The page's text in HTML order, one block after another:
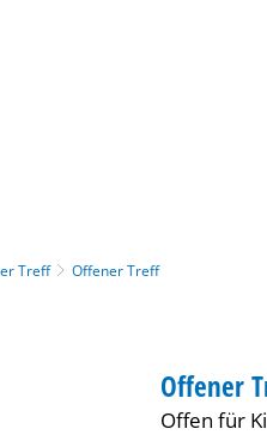
Treff Offener Treff
KATEGORIE:
Offener
Offen für